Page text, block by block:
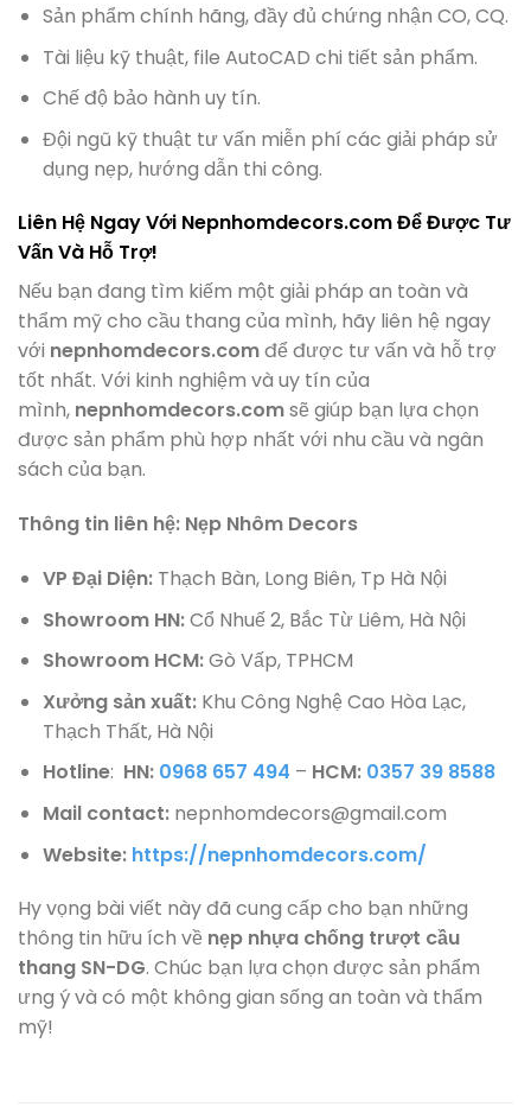
Sản phẩm chính hãng, đầy đủ chứng nhận CO, CQ.
Tài liệu kỹ thuật, file AutoCAD chi tiết sản phẩm.
Chế độ bảo hành uy tín.
Đội ngũ kỹ thuật tư vấn miễn phí các giải pháp sử
dụng nẹp, hướng dẫn thi công.
Liên Hệ Ngay Với Nepnhomdecors.com Để Được Tư
Vấn Và Hỗ Trợ!
Nếu bạn đang tìm kiếm một giải pháp an toàn và
thẩm mỹ cho cầu thang của mình, hãy liên hệ ngay
với nepnhomdecors.comđể được tư vấn và hỗ trợ
tốt nhất. Với kinh nghiệm và uy tín của
mình, nepnhomdecors.comsẽ giúp bạn lựa chọn
được sản phẩm phù hợp nhất với nhu cầu và ngân
sách của bạn.
Thông tin liên hệ: Nẹp Nhôm Decors
VP Đại Diện:Thạch Bàn, Long Biên, Tp Hà Nội
Showroom HN:Cổ Nhuế 2, Bắc Từ Liêm, Hà Nội
Showroom HCM:Gò Vấp, TPHCM
Xưởng sản xuất:Khu Công Nghệ Cao Hòa Lạc,
Thạch Thất, Hà Nội
Hotline: HN: 0968 657 494 – HCM: 0357 39 8588
Mail contact:nepnhomdecors@gmail.com
Website: https://nepnhomdecors.com/
Hy vọng bài viết này đã cung cấp cho bạn những
thông tin hữu ích về nẹp nhựa chống trượt cầu
thang SN-DG. Chúc bạn lựa chọn được sản phẩm
ưng ý và có một không gian sống an toàn và thẩm
mỹ!